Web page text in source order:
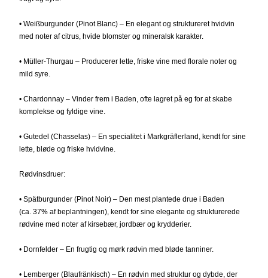
• Weißburgunder (Pinot Blanc) – En elegant og struktureret hvidvin
med noter af citrus, hvide blomster og mineralsk karakter.
• Müller-Thurgau – Producerer lette, friske vine med florale noter og
mild syre.
• Chardonnay – Vinder frem i Baden, ofte lagret på eg for at skabe
komplekse og fyldige vine.
• Gutedel (Chasselas) – En specialitet i Markgräflerland, kendt for sine
lette, bløde og friske hvidvine.
Rødvinsdruer:
• Spätburgunder (Pinot Noir) – Den mest plantede drue i Baden
(ca. 37% af beplantningen), kendt for sine elegante og strukturerede
rødvine med noter af kirsebær, jordbær og krydderier.
• Dornfelder – En frugtig og mørk rødvin med bløde tanniner.
• Lemberger (Blaufränkisch) – En rødvin med struktur og dybde, der